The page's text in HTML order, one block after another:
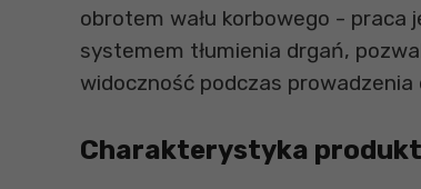
obrotem wału korbowego - praca
systemem tłumienia drgań,
widoczność podczas prowadzenia
Charakterystyka